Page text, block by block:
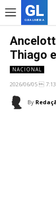
GL
GUIA LIMEIRA
Thiago
NACIONAL
2026/06/05 
By